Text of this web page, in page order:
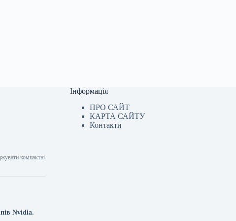
компактні
Nvidia.
Інформація
ПРО САЙТ
КАРТА САЙТУ
Контакти